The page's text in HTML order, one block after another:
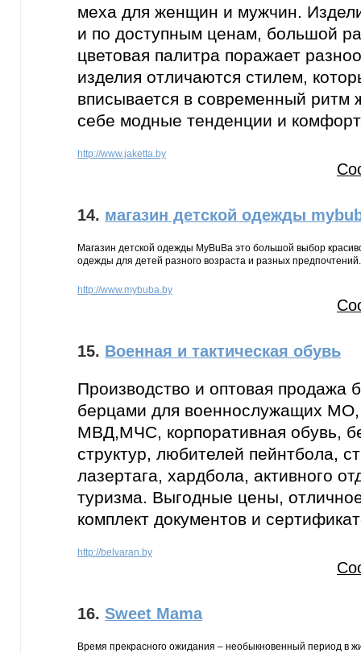
меха для женщин и мужчин.
и по доступным ценам, большой
цветовая палитра поражает
изделия отличаются стилем,
вписывается в современный ритм
себе модные тенденции и
http://www.jaketta.by
14. магазин детской одежды
Магазин детской одежды MyBuBa это большой выбор
одежды для детей разного возраста и разных предпочтений.
http://www.mybuba.by
15. Военная и тактическая обувь
Производство и оптовая продажа
берцами для военнослужащих МО,
МВД,МЧС, корпоративная обувь,
структур, любителей пейнтбола,
лазертага, хардбола, активного
туризма. Выгодные цены,
комплект документов и
http://belvaran.by
16. Sweet Mama
Время прекрасного ожидания – необыкновенный период в